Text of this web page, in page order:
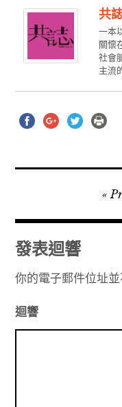
共
一本
關懷
社會
主流
章
導
覽
發表迴響
你的電子郵件位址並
迴響